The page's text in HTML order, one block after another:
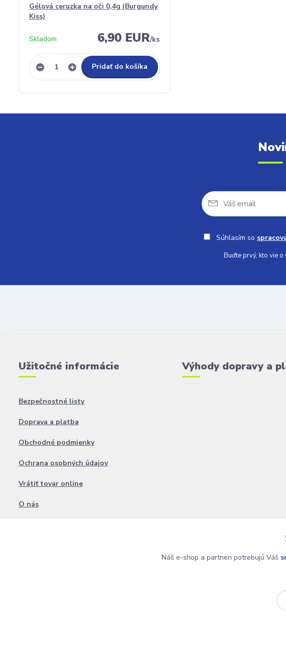
Gélová ceruzka na oči 0,4g (Burgundy
Kiss)
6,90 EUR/ks
Skladom
Pridať do košíka
Súhlasím so
Buďte prvý, kto vie o
Užitočné informácie
Bezpečnostné listy
Doprava a platba
Obchodné podmienky
Ochrana osobných údajov
Vrátiť tovar online
O nás
Výhody dopravy a
Copyright © 2009 - 2025 Best Lashes Professional • Na UX & Web Design je tu
Náš e-shop a partneri potrebujú Váš